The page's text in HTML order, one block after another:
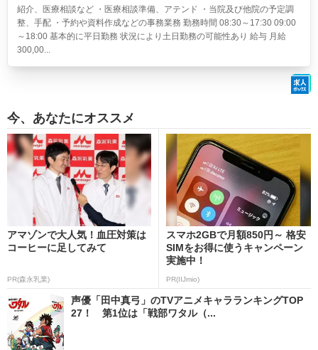
紹介、医療相談など ・医療相談準備、アテンド ・当院及び他院の予定調
整、手配 ・予約や資料作成などの事務業務 勤務時間 08:30～17:30 09:00
～18:00 基本的に平日勤務 状況により土日勤務の可能性あり 給与 月給
300,00...
今、あなたにオススメ
アマゾンで大人気！血圧対策は
コーヒーに足してみて
PR(森永乳業)
スマホ2GBで月額850円～ 格安
SIMをお得に使うキャンペーン
実施中！
PR(IIJmio)
声優「田中真弓」のTVアニメキャラランキングTOP
27！ 第1位は「戦部ワタル（...